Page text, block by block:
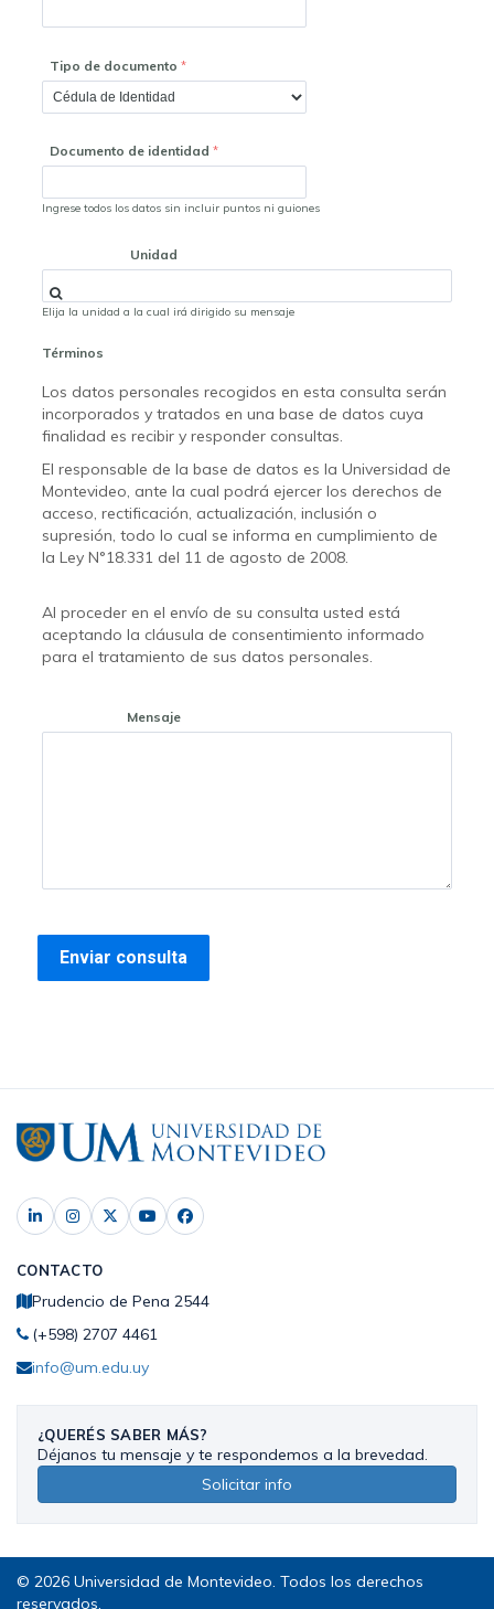
Tipo de documento
Documento de identidad
Ingrese todos los datos sin incluir puntos ni guiones
Unidad
Elija la unidad a la cual irá dirigido su mensaje
Términos
Los datos personales recogidos en esta consulta serán
incorporados y tratados en una base de datos cuya
finalidad es recibir y responder consultas.
El responsable de la base de datos es la Universidad de
Montevideo, ante la cual podrá ejercer los derechos de
acceso, rectificación, actualización, inclusión o
supresión, todo lo cual se informa en cumplimiento de
la Ley N°18.331 del 11 de agosto de 2008.
Al proceder en el envío de su consulta usted está
aceptando la cláusula de consentimiento informado
para el tratamiento de sus datos personales.
Mensaje
CONTACTO
Prudencio de Pena 2544
(+598) 2707 4461
info@um.edu.uy
¿QUERÉS SABER MÁS?
Déjanos tu mensaje y te respondemos a la brevedad.
Solicitar info
© 2026 Universidad de Montevideo. Todos los derechos
reservados.